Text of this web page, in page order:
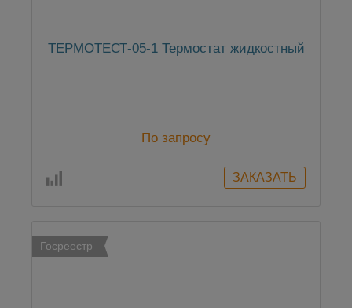
ТЕРМОТЕСТ-05-1 Термостат жидкостный
По запросу
Госреестр